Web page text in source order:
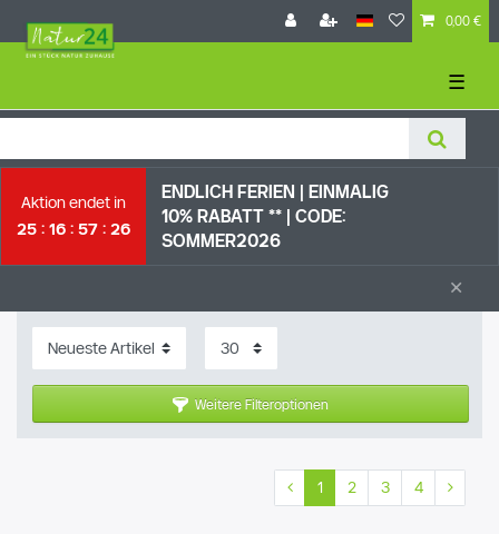
0,00 €
☰
Aktion endet in
25
16 57 25
ENDLICH FERIEN | EI NMALIG
10% RABATT ** | CODE:
SOMMER2026
×
Weitere Filteroptionen
1 2 3 4